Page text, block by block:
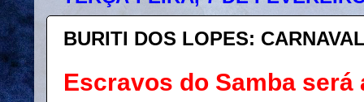
BURITI DOS LOPES:
Escravos do Samba será